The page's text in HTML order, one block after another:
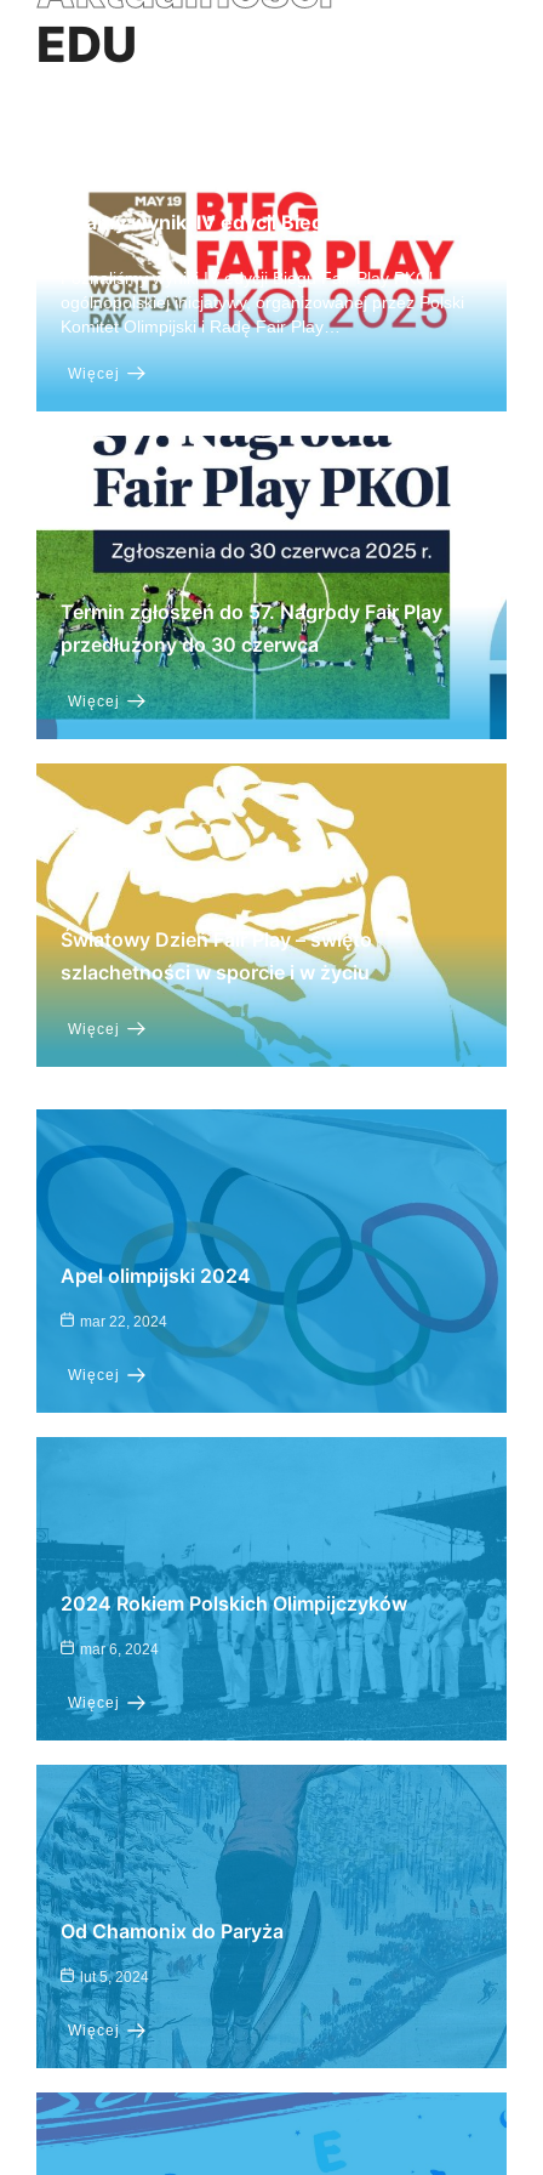
EDU
Znamy wyniki IV edycji Biegu Fair Play PKOl
Poznaliśmy wyniki IV edycji Biegu Fair Play PKOl –
ogólnopolskiej inicjatywy, organizowanej przez Polski
Komitet Olimpijski i Radę Fair Play…
Więcej
Termin zgłoszeń do 57. Nagrody Fair Play
przedłużony do 30 czerwca
Więcej
Światowy Dzień Fair Play – święto
szlachetności w sporcie i w życiu
Więcej
Apel olimpijski 2024
mar 22, 2024
Więcej
2024 Rokiem Polskich Olimpijczyków
mar 6, 2024
Więcej
Od Chamonix do Paryża
lut 5, 2024
Więcej